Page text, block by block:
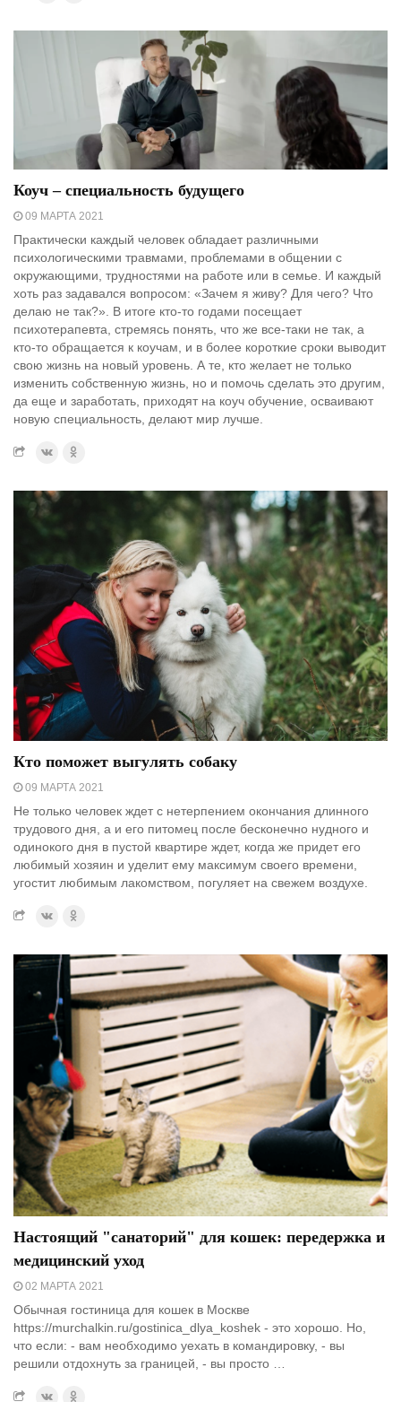
Коуч – специальность будущего
09 МАРТА 2021
Практически каждый человек обладает различными
психологическими травмами, проблемами в общении с
окружающими, трудностями на работе или в семье. И каждый
хоть раз задавался вопросом: «Зачем я живу? Для чего? Что
делаю не так?». В итоге кто-то годами посещает
психотерапевта, стремясь понять, что же все-таки не так, а
кто-то обращается к коучам, и в более короткие сроки выводит
свою жизнь на новый уровень. А те, кто желает не только
изменить собственную жизнь, но и помочь сделать это другим,
да еще и заработать, приходят на коуч обучение, осваивают
новую специальность, делают мир лучше.
Кто поможет выгулять собаку
09 МАРТА 2021
Не только человек ждет с нетерпением окончания длинного
трудового дня, а и его питомец после бесконечно нудного и
одинокого дня в пустой квартире ждет, когда же придет его
любимый хозяин и уделит ему максимум своего времени,
угостит любимым лакомством, погуляет на свежем воздухе.
Настоящий "санаторий" для кошек: передержка и
медицинский уход
02 МАРТА 2021
Обычная гостиница для кошек в Москве
https://murchalkin.ru/gostinica_dlya_koshek - это хорошо. Но,
что если: - вам необходимо уехать в командировку, - вы
решили отдохнуть за границей, - вы просто …